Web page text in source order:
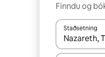
Finndu og
Staðsetning
Þegar